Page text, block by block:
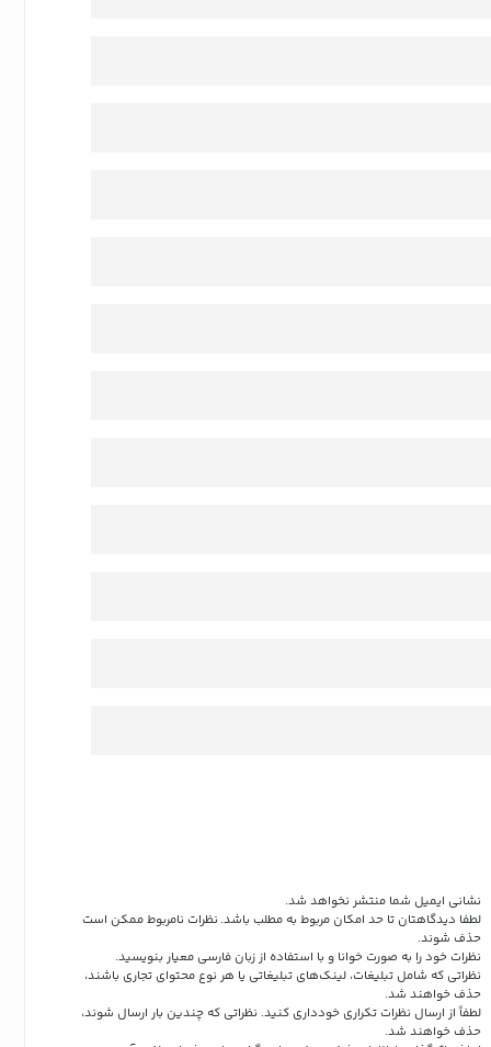
نشانی ایمیل شما منتشر نخواهد شد.
لطفا دیدگاهتان تا حد امکان مربوط به مطلب باشد. نظرات نامربوط ممکن است
حذف شوند.
نظرات خود را به صورت خوانا و با استفاده از زبان فارسی معیار بنویسید.
نظراتی که شامل تبلیغات، لینک‌های تبلیغاتی یا هر نوع محتوای تجاری باشند،
حذف خواهند شد.
لطفاً از ارسال نظرات تکراری خودداری کنید. نظراتی که چندین بار ارسال شوند،
حذف خواهند شد.